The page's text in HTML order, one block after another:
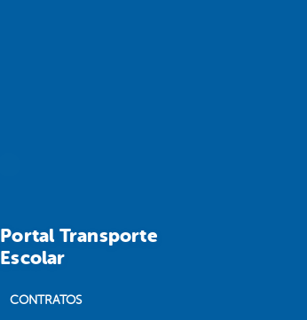
Portal Transporte
Escolar
CONTRATOS